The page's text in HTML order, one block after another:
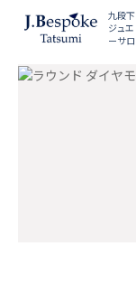
九段
ジュエ
ーサ